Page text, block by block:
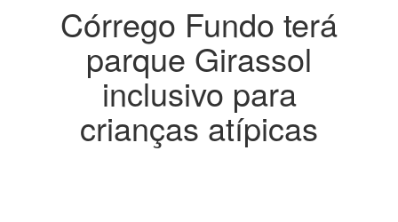
Córrego Fundo terá
parque Girassol
inclusivo para
crianças atípicas